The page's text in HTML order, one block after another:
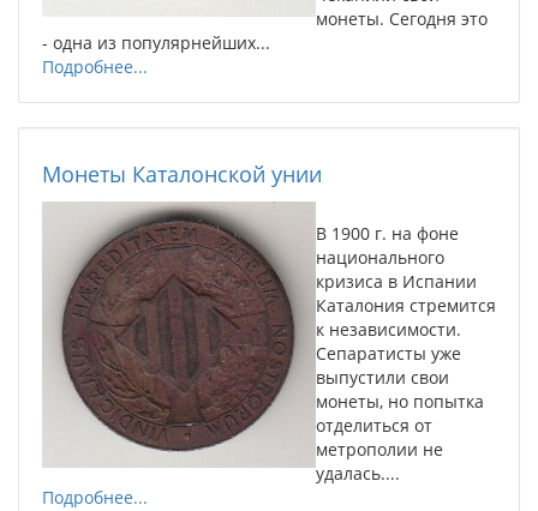
монеты. Сегодня это
- одна из популярнейших...
Подробнее...
Монеты Каталонской унии
В 1900 г. на фоне
национального
кризиса в Испании
Каталония стремится
к независимости.
Сепаратисты уже
выпустили свои
монеты, но попытка
отделиться от
метрополии не
удалась....
Подробнее...